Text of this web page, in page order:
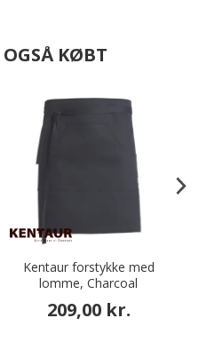
KØBT
Kentaur forstykke med
lomme, Charcoal
209,00 kr.